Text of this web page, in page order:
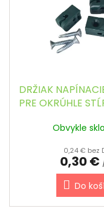
DRŽIAK
PRE OKRÚHLE
Obvykle
0,24 € bez
0,30 €
Do